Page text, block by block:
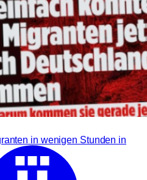
in wenigen Stunden in